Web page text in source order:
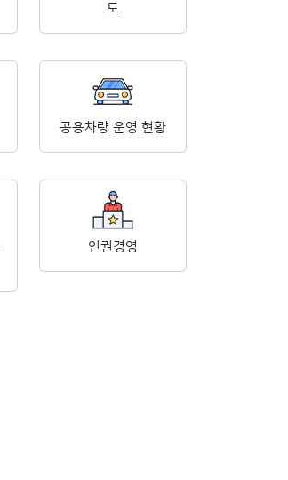
도
공용차량 운영 현황
인권경영